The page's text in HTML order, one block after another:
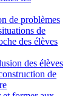
de problèmes
de
des élèves
des élèves
de